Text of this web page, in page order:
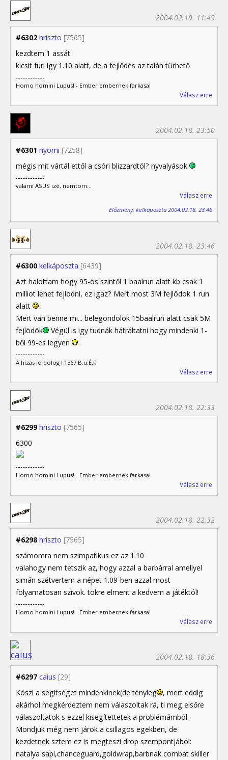
#6302 hriszto [7565]
2004.02.19. 11:49
kezdtem 1 assát
kicsit furi így 1.10 alatt, de a fejlődés az talán tűrhető
Homo homini Lupus! - Ember embernek farkasa!
Válasz erre
#6301 nyomi [7258]
2004.02.18. 23:50
mégis mit vártál ettől a csóri blizzardtól? nyvalyások
valami ASUS izé, nemtom...
Válasz erre
Előzmény: kelkáposzta 2004.02.18. 23:46
#6300 kelkáposzta [6439]
2004.02.18. 23:46
Azt halottam hogy 95-ös szintől 1 baalrun alatt kb csak 1
milliot lehet fejlödni, ez igaz? Mert most 3M fejlödök 1 run
alatt
Mert van benne mi... belegondolok 15baalrun alatt csak 5M
fejlödök
Végül is igy tudnák hátráltatni hogy mindenki 1-
ből 99-es legyen
A hízás jó dolog ! 1367 B.u.É.k
Válasz erre
#6299 hriszto [7565]
2004.02.18. 22:33
6300
Homo homini Lupus! - Ember embernek farkasa!
Válasz erre
#6298 hriszto [7565]
2004.02.18. 22:32
számomra nem szimpatikus ez az 1.10
valahogy nem tetszik az, hogy azzal a barbárral amellyel
simán szétvertem a népet 1.09-ben azzal most
folyamatosan szívok. tökre elment a kedvem a játéktól!
Homo homini Lupus! - Ember embernek farkasa!
Válasz erre
#6297 caius [29]
2004.02.18. 18:36
Köszi a segítséget mindenkinek(de tényleg
, mert eddig
akárhol megkérdeztem nem válaszoltak rá, ti meg elsőre
válaszoltatok s ezzel kisegítettetek a problémámból.
Mondjuk még nem járok a csillagos egekben, de
kezdetnek sztem ez is megteszi drop szempontjából:
natalya sapi,chanceguard,goldwrap,barbnak combat skiller